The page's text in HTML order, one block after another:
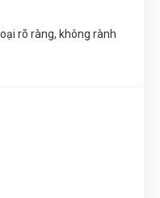
Quang) đã mua sản
450mm, ĐỘ MỞ NGÀM
rõ ràng, không rành